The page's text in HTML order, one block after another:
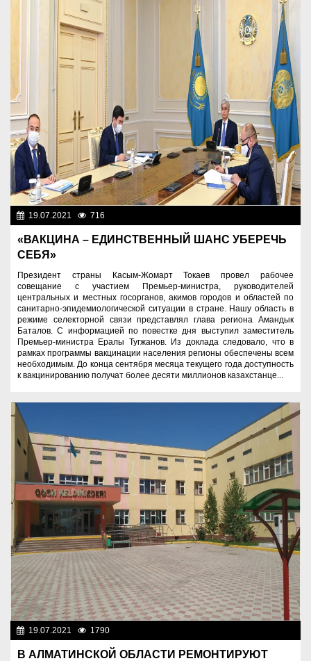
19.07.2021 716
«ВАКЦИНА – ЕДИНСТВЕННЫЙ ШАНС УБЕРЕЧЬ
СЕБЯ»
Президент страны Касым-Жомарт Токаев провел рабочее
совещание с участием Премьер-министра, руководителей
центральных и местных госорганов, акимов городов и областей по
санитарно-эпидемиологической ситуации в стране. Нашу область в
режиме селекторной связи представлял глава региона Амандык
Баталов. С информацией по повестке дня выступил заместитель
Премьер-министра Ералы Тугжанов. Из доклада следовало, что в
рамках программы вакцинации населения регионы обеспечены всем
необходимым. До конца сентября месяца текущего года доступность
к вакцинированию получат более десяти миллионов казахстанце...
19.07.2021 1790
В АЛМАТИНСКОЙ ОБЛАСТИ РЕМОНТИРУЮТ